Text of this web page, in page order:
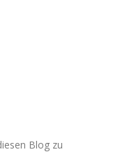
Blog zu